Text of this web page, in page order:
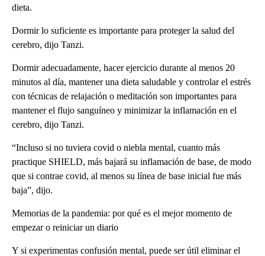
dieta.
Dormir lo suficiente es importante para proteger la salud del
cerebro, dijo Tanzi.
Dormir adecuadamente, hacer ejercicio durante al menos 20
minutos al día, mantener una dieta saludable y controlar el estrés
con técnicas de relajación o meditación son importantes para
mantener el flujo sanguíneo y minimizar la inflamación en el
cerebro, dijo Tanzi.
“Incluso si no tuviera covid o niebla mental, cuanto más
practique SHIELD, más bajará su inflamación de base, de modo
que si contrae covid, al menos su línea de base inicial fue más
baja”, dijo.
Memorias de la pandemia: por qué es el mejor momento de
empezar o reiniciar un diario
Y si experimentas confusión mental, puede ser útil eliminar el